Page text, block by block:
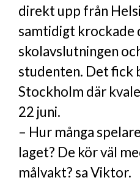
direkt upp från
samtidigt krockade
skolavslutningen
studenten. Det fick
Stockholm där
22 juni.
– Hur många
laget? De kör väl
målvakt? sa Viktor.